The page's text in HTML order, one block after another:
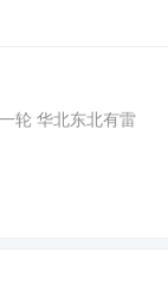
轮 华北东北有雷